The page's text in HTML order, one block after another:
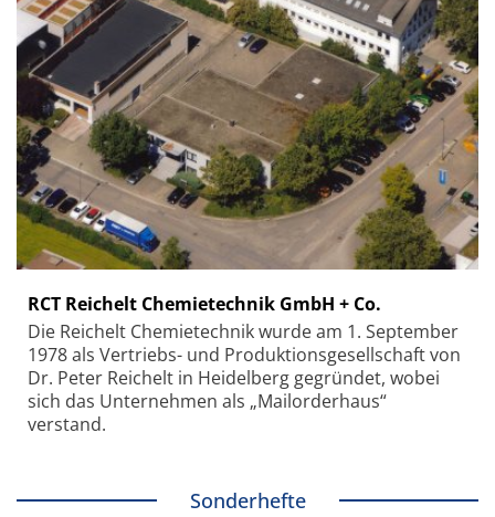
RCT Reichelt Chemietechnik GmbH + Co.
Die Reichelt Chemietechnik wurde am 1. September
1978 als Vertriebs- und Produktionsgesellschaft von
Dr. Peter Reichelt in Heidelberg gegründet, wobei
sich das Unternehmen als „Mailorderhaus“
verstand.
Sonderhefte